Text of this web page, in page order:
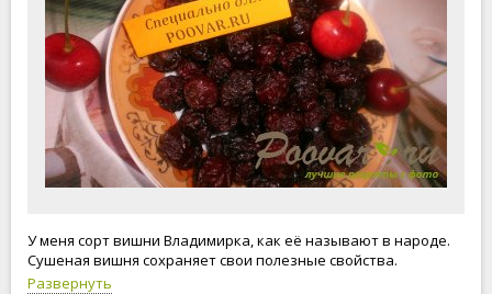
У меня сорт вишни Владимирка, как её называют в народе.
Сушеная вишня сохраняет свои полезные свойства.
Развернуть